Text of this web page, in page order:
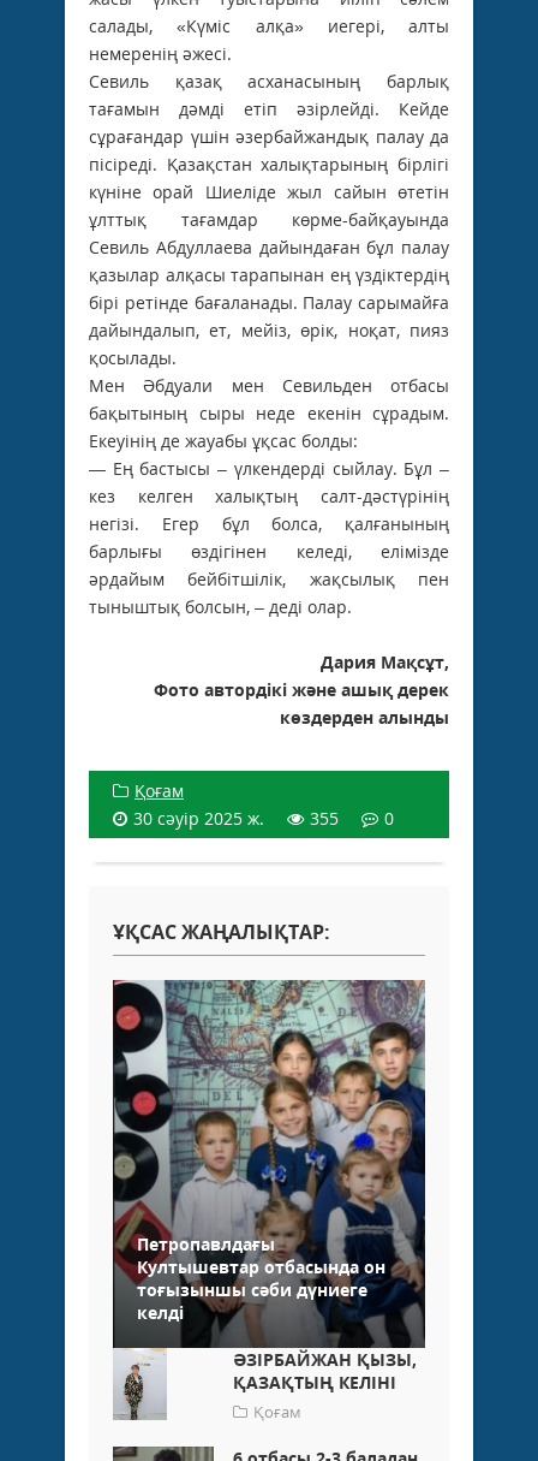
салады, «Күміс алқа» иегері, алты
немеренің әжесі.
Севиль қазақ асханасының барлық
тағамын дәмді етіп әзірлейді. Кейде
сұрағандар үшін әзербайжандық палау да
пісіреді. Қазақстан халықтарының бірлігі
күніне орай Шиеліде жыл сайын өтетін
ұлттық тағамдар көрме-байқауында
Севиль Абдуллаева дайындаған бұл палау
қазылар алқасы тарапынан ең үздіктердің
бірі ретінде бағаланады. Палау сарымайға
дайындалып, ет, мейіз, өрік, ноқат, пияз
қосылады.
Мен Әбдуали мен Севильден отбасы
бақытының сыры неде екенін сұрадым.
Екеуінің де жауабы ұқсас болды:
— Ең бастысы – үлкендерді сыйлау. Бұл –
кез келген халықтың салт-дәстүрінің
негізі. Егер бұл болса, қалғанының
барлығы өздігінен келеді, елімізде
әрдайым бейбітшілік, жақсылық пен
тыныштық болсын, – деді олар.
Дария Мақсұт,
Фото автордікі және ашық дерек
көздерден алынды
Қоғам
30 сәуір 2025 ж.
355 0
ҰҚСАС ЖАҢАЛЫҚТАР:
Петропавлдағы
Култышевтар отбасында он
тоғызыншы сәби дүниеге
келді
ӘЗІРБАЙЖАН ҚЫЗЫ,
ҚАЗАҚТЫҢ КЕЛІНІ
Қоғам